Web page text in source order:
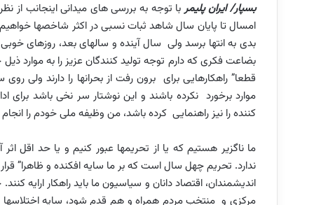
بسپار/ ایران پلیمربا توجه به بررسی های میدانی اینجانب
امسال تا پایان سال شاهد ثبات نسبی در اکثر شاخصها خواهیم
بدی به انتها برسد ولی سال آینده و سالهای بعد، روزهای
بضاعت فکری که دارم توجه تولید کنندگان عزیز را به موارد
قطعا” راهکارهایی برای برون رفت از بحرانها را دارند
موارد برخورد نکرده باشند و این نوشتار سر نخی باشد برای
کننده را نیز راهنمایی کرده باشد، من وظیفه ملی خودم را
ما ناگزیر هستیم که یا از تحریمها عبور کنیم و یا حد اقل
ندارد. تحریم چهل سال است که بر ما سایه افکنده و ظاهرا”
اندیشمندان، اقتصاد دانان و سیاسیون ما باید راهکار ارایه
مرکزی و منتخب مردم همراه و هم قدم شود، سایه